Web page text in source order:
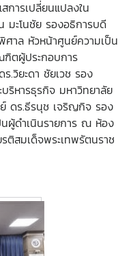
การเปลี่ยนแปลงใน
มะโนชัย รองอธิการบดี
ศาล หัวหน้าศูนย์ความเป็น
ฑิตผู้ประกอบการ
.วิยะดา ชัยเวช รอง
ริหารธุรกิจ มหาวิทยาลัย
ย์ ดร.ธีรนุช เจริญกิจ รอง
ผู้ดำเนินรายการ ณ ห้อง
ติสมเด็จพระเทพรัตนราช